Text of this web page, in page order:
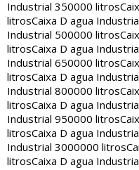
Industrial 350000 litros
litrosCaixa D agua
Industrial 500000 litros
litrosCaixa D agua
Industrial 650000 litros
litrosCaixa D agua
Industrial 800000 litros
litrosCaixa D agua
Industrial 950000 litros
litrosCaixa D agua
Industrial 3000000 litros
litrosCaixa D agua